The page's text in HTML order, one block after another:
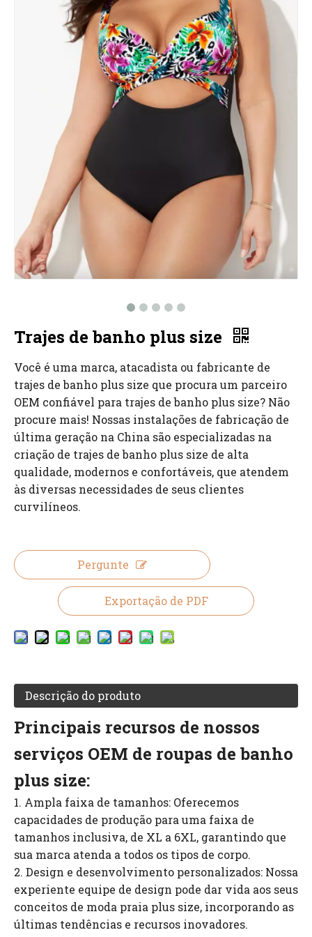
Trajes de banho plus size
Você é uma marca, atacadista ou fabricante de
trajes de banho plus size que procura um parceiro
OEM confiável para trajes de banho plus size? Não
procure mais! Nossas instalações de fabricação de
última geração na China são especializadas na
criação de trajes de banho plus size de alta
qualidade, modernos e confortáveis, que atendem
às diversas necessidades de seus clientes
curvilíneos.
Pergunte
Exportação de PDF
Descrição do produto
Principais recursos de nossos
serviços OEM de roupas de banho
plus size:
1. Ampla faixa de tamanhos: Oferecemos
capacidades de produção para uma faixa de
tamanhos inclusiva, de XL a 6XL, garantindo que
sua marca atenda a todos os tipos de corpo.
2. Design e desenvolvimento personalizados: Nossa
experiente equipe de design pode dar vida aos seus
conceitos de moda praia plus size, incorporando as
últimas tendências e recursos inovadores.